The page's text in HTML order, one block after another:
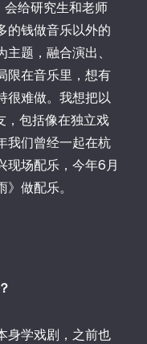
会给研究生和老师
的钱做音乐以外的
题，融合演出、
限在音乐里，想有
很难做。我想把以
包括像在独立戏
我们曾经一起在杭
现场配乐，今年6月
做配乐。
身学戏剧，之前也